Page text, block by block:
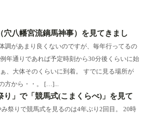
ds y
穴八幡宮流鏑馬神事）を見てきまし
調があまり良くないのですが、毎年行ってるの
年通りであれば予定時刻から30分後くらいに始
、大体そのくらいに到着。 すでに見る場所が
方から・・。 […]...
り」で「競馬式(こまくらべ)」を見て
み祭りで競馬式を見るのは4年ぶり2回目。 20時